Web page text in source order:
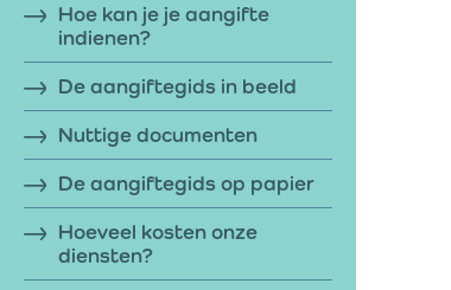
Hoe kan je je aangifte
indienen?
De aangiftegids in beeld
Nuttige documenten
De aangiftegids op papier
Hoeveel kosten onze
diensten?